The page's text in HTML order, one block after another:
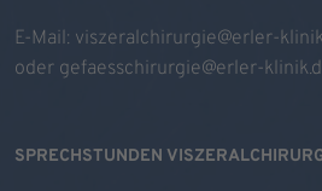
E-Mail: viszeralchirurgie@erler-
oder gefaesschirurgie@erler-
SPRECHSTUNDEN